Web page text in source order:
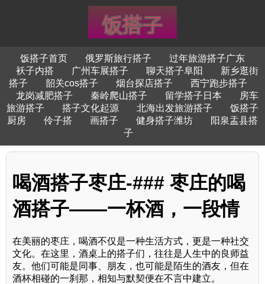
饭搭子首页 俄罗斯旅行搭子
过年旅游搭子广东
袄子内搭
广州车展搭子 聊天搭子阜阳
新乡逛街
搭子
韶关cos搭子 烟台探店搭子
西宁跑步搭子
龙岗减肥搭子
秦岭爬山搭子 留学搭子日本
房车
旅游搭子
搭子文化起源 北海出发旅游搭子
饭搭子
厨房
伶子搭 画搭子 健身搭子潍坊
阳泉盂县搭
子
喝酒搭子枣庄-### 枣庄的喝
酒搭子——一杯酒，一段情
在美丽的枣庄，喝酒不仅是一种生活方式，更是一种社交
文化。在这里，酒桌上的搭子们，往往是人生中的良师益
友。他们可能是同事、朋友，也可能是陌生的酒友，但在
酒杯相碰的一刹那，相知与默契便在不言中建立。